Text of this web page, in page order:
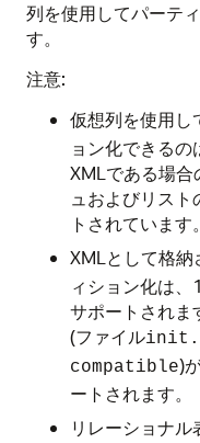
列を使用してパーテ
す。
注意:
仮想列を使用し
ョン化できる
XMLである場合
ュおよびリスト
トされています。
XMLとして格納
ィション化は
サポートされま
(ファイル
compatible)
ートされます。
リレーショナル